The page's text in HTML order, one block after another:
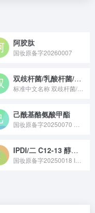
阿胶肽
国妆原备字20260007
双歧杆菌/乳酸杆菌/大豆籽提取物发酵产物滤液
标准中文名称 双歧杆菌/乳酸杆菌/大豆籽提取物发酵产物滤液 ...
己酰基酪氨酸甲酯
IPDI/二 C12-13 醇酒石酸酯/双-羟乙氧丙基聚二甲基硅氧烷共聚物